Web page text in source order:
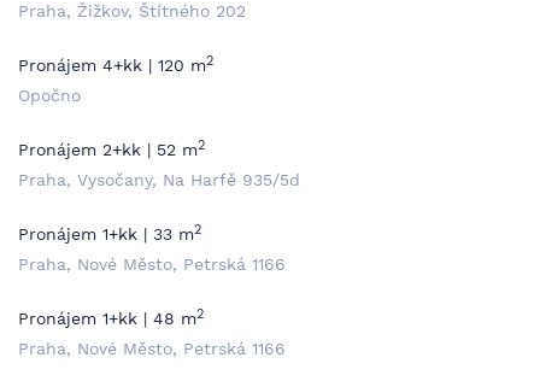
Praha, Žižkov, Štítného 202
Pronájem 4+kk | 120 m2
Opočno
Pronájem 2+kk | 52 m2
Praha, Vysočany, Na Harfě 935/5d
Pronájem 1+kk | 33 m2
Praha, Nové Město, Petrská 1166
Pronájem 1+kk | 48 m2
Praha, Nové Město, Petrská 1166